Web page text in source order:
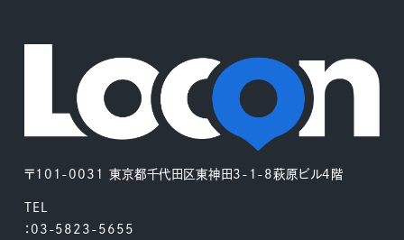
〒101-0031 東京都千代田区東神田3-1-8萩原ビル4階
TEL
：03-5823-5655